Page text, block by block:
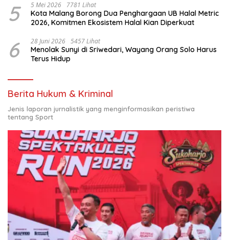
5 5 Mei 2026 7781 Lihat
Kota Malang Borong Dua Penghargaan UB Halal Metric
2026, Komitmen Ekosistem Halal Kian Diperkuat
6 28 Juni 2026 5457 Lihat
Menolak Sunyi di Sriwedari, Wayang Orang Solo Harus
Terus Hidup
Berita Hukum & Kriminal
Jenis laporan jurnalistik yang menginformasikan peristiwa
tentang Sport